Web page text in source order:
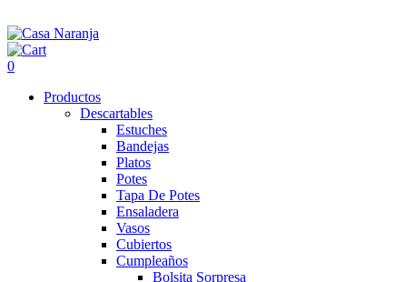
0
Productos
Descartables
Estuches
Bandejas
Platos
Potes
Tapa De Potes
Ensaladera
Vasos
Cubiertos
Cumpleaños
Bolsita Sorpresa